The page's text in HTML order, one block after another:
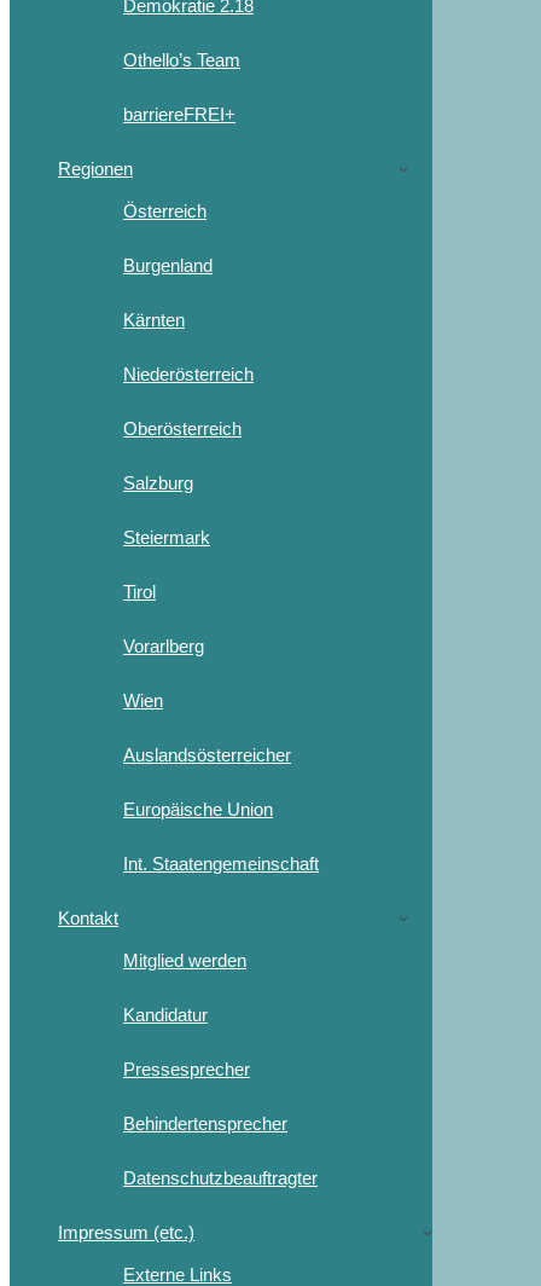
Demokratie 2.18
Othello’s Team
barriereFREI+
Regionen
Österreich
Burgenland
Kärnten
Niederösterreich
Oberösterreich
Salzburg
Steiermark
Tirol
Vorarlberg
Wien
Auslandsösterreicher
Europäische Union
Int. Staatengemeinschaft
Kontakt
Mitglied werden
Kandidatur
Pressesprecher
Behindertensprecher
Datenschutzbeauftragter
Impressum (etc.)
Externe Links